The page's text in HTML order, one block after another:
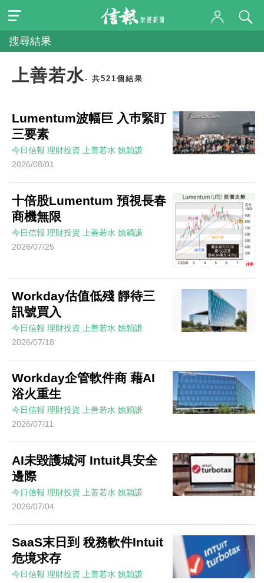
搜尋結果
上善若水- 共521個結果
Lumentum波幅巨 入巿緊盯
三要素
今日信報 理財投資 上善若水 姚穎謙
2026/08/01
十倍股Lumentum 預視長春
商機無限
今日信報 理財投資 上善若水 姚穎謙
2026/07/25
Workday估值低殘 靜待三
訊號買入
今日信報 理財投資 上善若水 姚穎謙
2026/07/18
Workday企管軟件商 藉AI
浴火重生
今日信報 理財投資 上善若水 姚穎謙
2026/07/11
AI未毀護城河 Intuit具安全
邊際
今日信報 理財投資 上善若水 姚穎謙
2026/07/04
SaaS末日到 稅務軟件Intuit
危境求存
今日信報 理財投資 上善若水 姚穎謙